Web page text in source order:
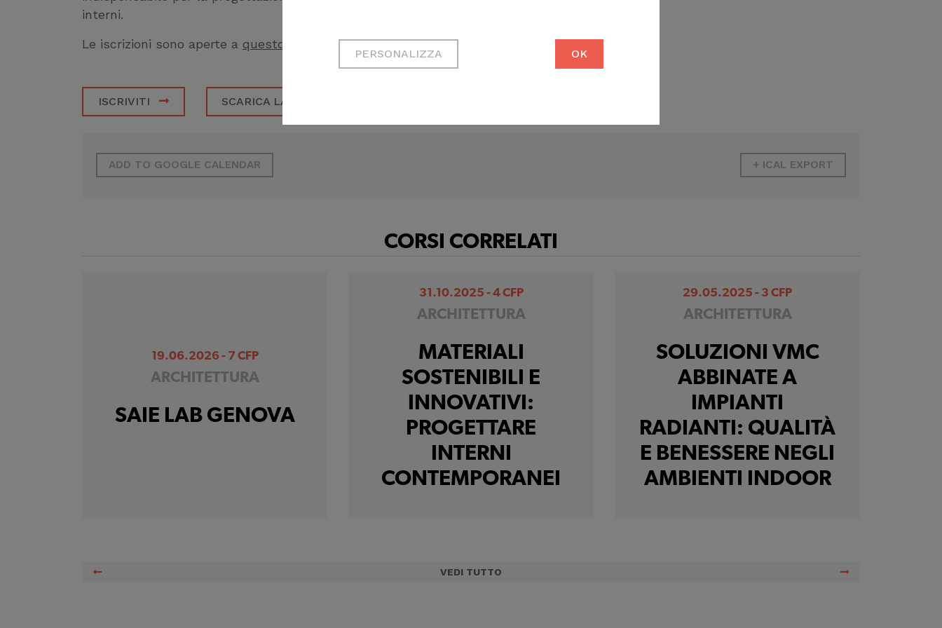
Necessari per permetterti di
fruire correttamente del sito
PERSONALIZZA OK
interni.
Le iscrizioni sono aperte a questo link
ISCRIVITI SCARICA LA LOCANDINA
ADD TO GOOGLE CALENDAR + ICAL EXPORT
CORSI CORRELATI
19.06.2026 - 7 CFP
ARCHITETTURA
SAIE LAB GENOVA
31.10.2025 - 4 CFP
ARCHITETTURA
MATERIALI
SOSTENIBILI E
INNOVATIVI:
PROGETTARE
INTERNI
CONTEMPORANEI
29.05.2025 - 3 CFP
ARCHITETTURA
SOLUZIONI VMC
ABBINATE A
IMPIANTI
RADIANTI: QUALITÀ
E BENESSERE NEGLI
AMBIENTI INDOOR
VEDI TUTTO